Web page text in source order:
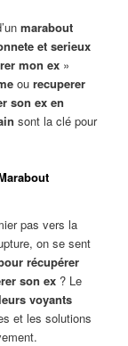
marabout
et serieux
mon ex »
ourecuperer
son ex en
sont la clé pour
pas vers la
on se sent
récupérer
son ex ? Le
voyants
et les solutions